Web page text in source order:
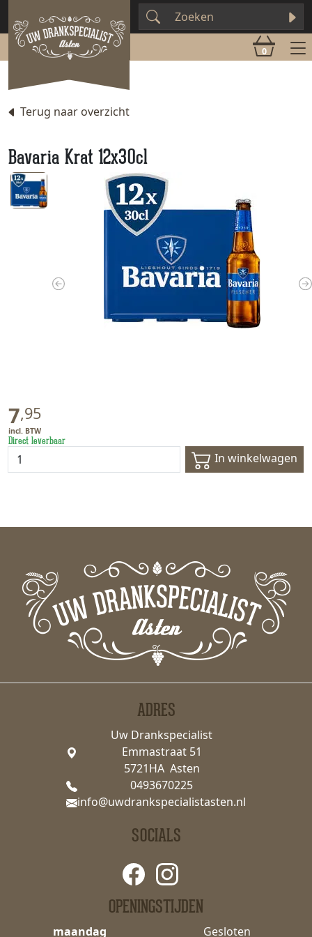
0
Terug naar overzicht
Bavaria Krat 12x30cl
Previous
7,95
Direct leverbaar
In winkelwagen
ADRES
Uw Drankspecialist
Emmastraat 51
5721HA Asten
0493670225
info@uwdrankspecialistasten.nl
OPENINGSTIJDEN
maandag Gesloten
SOCIALS